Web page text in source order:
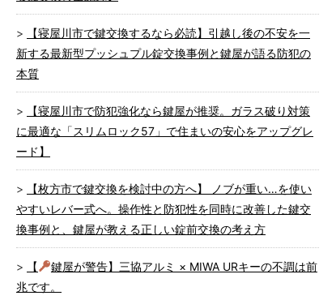
【寝屋川市で鍵交換するなら必読】引越し後の不安を一
新する最新型プッシュプル錠交換事例と鍵屋が語る防犯の
本質
【寝屋川市で防犯強化なら鍵屋が推奨。ガラス破り対策
に最適な「スリムロック57」で住まいの安心をアップグレ
ード】
【枚方市で鍵交換を検討中の方へ】 ノブが重い…を使い
やすいレバー式へ。操作性と防犯性を同時に改善した鍵交
換事例と、鍵屋が教える正しい錠前交換の考え方
【
鍵屋が警告】三協アルミ × MIWA URキーの不調は前
兆です。